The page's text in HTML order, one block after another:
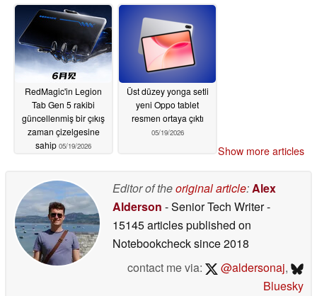
RedMagic'in Legion
Tab Gen 5 rakibi
güncellenmiş bir çıkış
zaman çizelgesine
sahip 05/19/2026
Üst düzey yonga setli
yeni Oppo tablet
resmen ortaya çıktı
05/19/2026
Show more articles
Editor of theoriginal article:Alex
Alderson - Senior Tech Writer-
15145 articles published on
Notebookchecksince 2018
contact me via:
@aldersonaj,
Bluesky